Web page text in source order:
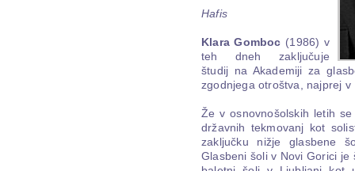
Hafis
Klara Gomboc (1986) v
teh dneh zaključuje
študij na Akademiji za
zgodnjega otroštva, najprej
Že v osnovnošolskih letih
državnih tekmovanj kot
zaključku nižje glasbene
Glasbeni šoli v Novi Gorici